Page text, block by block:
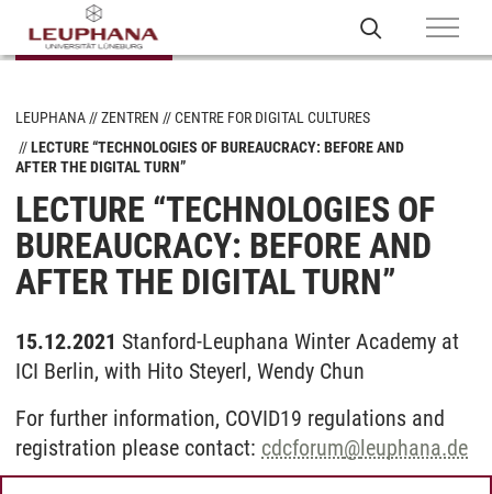
LEUPHANA ZENTREN
CENTRE FOR DIGITAL CULTURES
LECTURE “TECHNOLOGIES OF BUREAUCRACY: BEFORE AND
AFTER THE DIGITAL TURN”
LECTURE “TECHNOLOGIES OF
BUREAUCRACY: BEFORE AND
AFTER THE DIGITAL TURN”
15.12.2021 Stanford-Leuphana Winter Academy at
ICI Berlin, with Hito Steyerl, Wendy Chun
For further information, COVID19 regulations and
registration please contact: cdcforum@leuphana.de